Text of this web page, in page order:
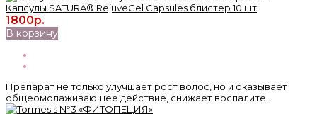
Капсулы SATURA® RejuveGel Capsules блистер 10 шт
1800р.
В корзину
Препарат не только улучшает рост волос, но и оказывает
общеомолаживающее действие, снижает воспалите..